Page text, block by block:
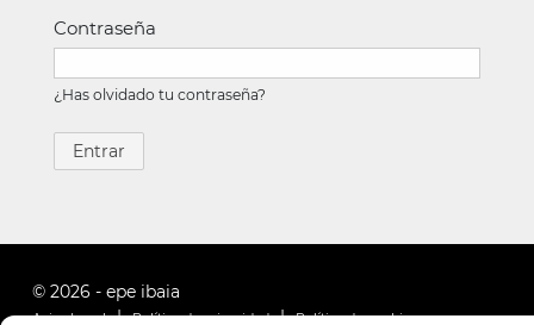
Contraseña
¿Has olvidado tu contraseña?
Entrar
© 2026 - epe ibaia
Aviso Legal Política de privacidad Política de cookies